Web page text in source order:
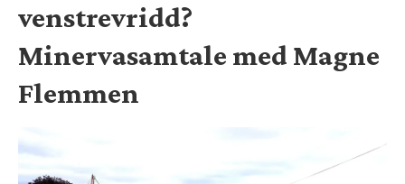
venstrevridd?
Minervasamtale med Magne
Flemmen